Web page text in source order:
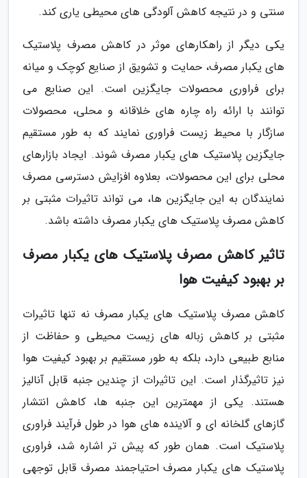
سنتی و در نتیجه کاهش آلودگی های محیطی یاری کند.
یکی دیگر از راهکارهای موثر در کاهش مصرف پلاستیک
های یکبار مصرف، حمایت و تشویق از صنایع کوچک و میانه
برای فراوری محصولات جایگزین است. این صنایع می
توانند با ارائه راه چاره های خلاقانه و محلی، محصولات
سازگار با محیط زیست فراوری نمایند که به طور مستقیم
جایگزین پلاستیک های یکبار مصرف شوند. ایجاد بازارهای
محلی برای این محصولات، بعلاوه افزایش دسترسی مصرف
نمایندگان به این جایگزین ها، می تواند تاثیرات مثبتی بر
کاهش مصرف پلاستیک های یکبار مصرف داشته باشد.
تاثیر کاهش مصرف پلاستیک های یکبار مصرف
بر بهبود کیفیت هوا
کاهش مصرف پلاستیک های یکبار مصرف نه تنها تاثیرات
مثبتی بر کاهش زباله های زیست محیطی و حفاظت از
منابع طبیعی دارد، بلکه به طور مستقیم بر بهبود کیفیت هوا
نیز تاثیرگذار است. این تاثیرات از چندین جنبه قابل آنالیز
هستند. یکی از مهمترین این جنبه ها، کاهش انتشار
گازهای گلخانه ای و آلاینده های هوا در طول فرآیند فراوری
پلاستیک است. همان طور که پیش تر اشاره شد، فراوری
پلاستیک های یکبار مصرف احتیاجمند مصرف قابل توجهی